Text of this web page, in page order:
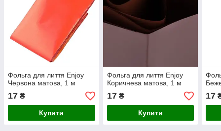
Фольга для лиття Enjoy
Червона матова, 1 м
17 ₴
Купити
Фольга для лиття Enjoy
Коричнева матова, 1 м
17₴
Купити
17